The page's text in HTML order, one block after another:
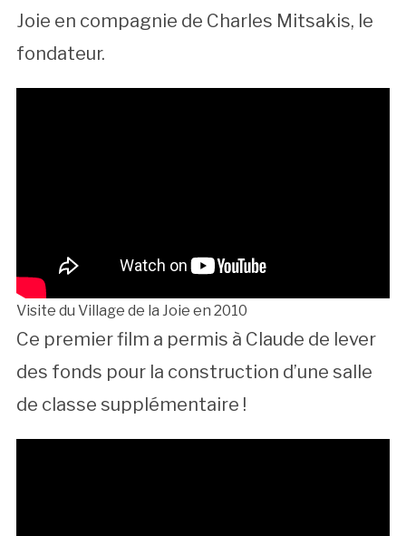
Joie en compagnie de Charles Mitsakis, le
fondateur.
Visite du Village de la Joie en 2010
Ce premier film a permis à Claude de lever
des fonds pour la construction d’une salle
de classe supplémentaire !